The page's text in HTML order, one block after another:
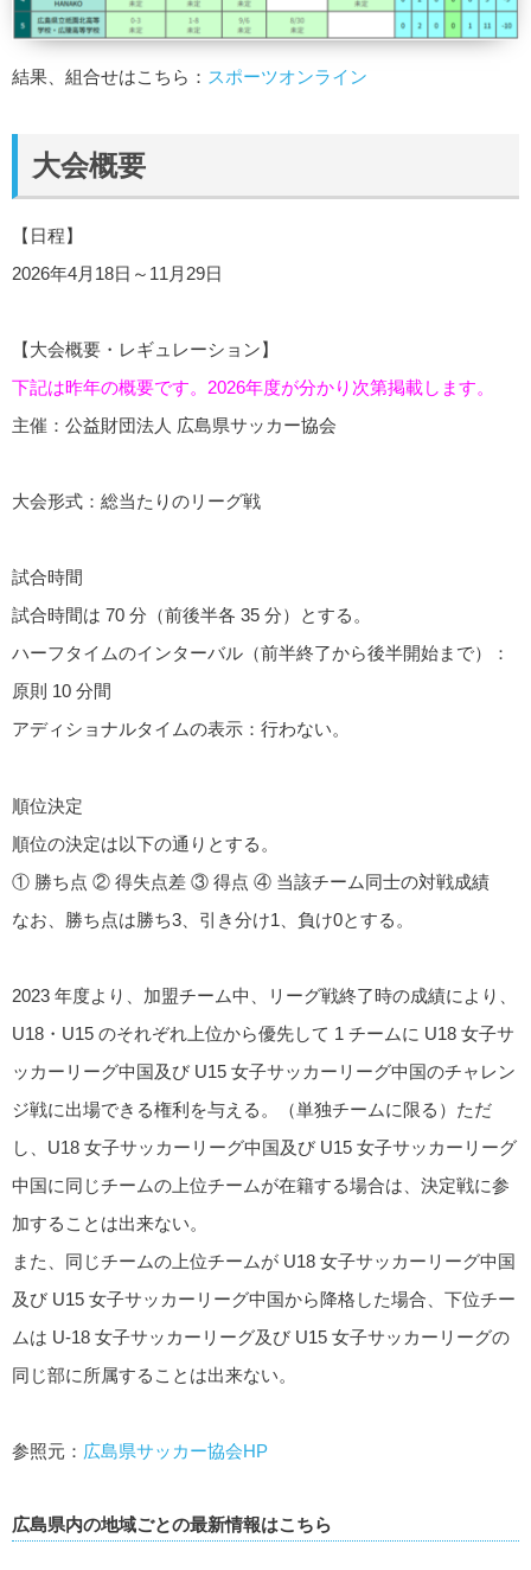
結果、組合せはこちら： スポーツオンライン
大会概要
【日程】
2026年4月18日～11月29日
【大会概要・レギュレーション】
下記は昨年の概要です。2026年度が分かり次第掲載します。
主催：公益財団法人 広島県サッカー協会
大会形式：総当たりのリーグ戦
試合時間
試合時間は 70 分（前後半各 35 分）とする。
ハーフタイムのインターバル（前半終了から後半開始まで）：
原則 10 分間
アディショナルタイムの表示：行わない。
順位決定
順位の決定は以下の通りとする。
① 勝ち点 ② 得失点差 ③ 得点 ④ 当該チーム同士の対戦成績
なお、勝ち点は勝ち3、引き分け1、負け0とする。
2023 年度より、加盟チーム中、リーグ戦終了時の成績により、
U18・U15 のそれぞれ上位から優先して 1 チームに U18 女子サ
ッカーリーグ中国及び U15 女子サッカーリーグ中国のチャレン
ジ戦に出場できる権利を与える。（単独チームに限る）ただ
し、U18 女子サッカーリーグ中国及び U15 女子サッカーリーグ
中国に同じチームの上位チームが在籍する場合は、決定戦に参
加することは出来ない。
また、同じチームの上位チームが U18 女子サッカーリーグ中国
及び U15 女子サッカーリーグ中国から降格した場合、下位チー
ムは U-18 女子サッカーリーグ及び U15 女子サッカーリーグの
同じ部に所属することは出来ない。
参照元： 広島県サッカー協会HP
広島県内の地域ごとの最新情報はこちら